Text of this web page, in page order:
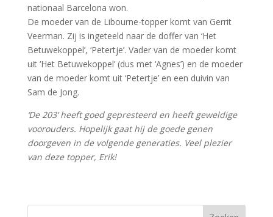
nationaal Barcelona won.
De moeder van de Libourne-topper komt van Gerrit
Veerman. Zij is ingeteeld naar de doffer van ‘Het
Betuwekoppel’, ‘Petertje’. Vader van de moeder komt
uit ‘Het Betuwekoppel’ (dus met ‘Agnes’) en de moeder
van de moeder komt uit ‘Petertje’ en een duivin van
Sam de Jong.
‘De 203’ heeft goed gepresteerd en heeft geweldige
voorouders. Hopelijk gaat hij de goede genen
doorgeven in de volgende generaties. Veel plezier
van deze topper, Erik!